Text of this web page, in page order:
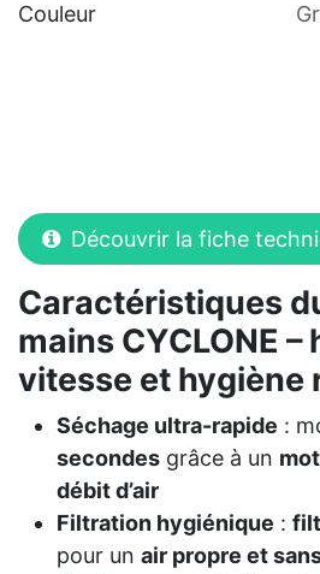
Couleur
Découvrir la fiche
Caractéristiques
mains CYCLONE –
vitesse et hygiène
Séchage ultra-rapide :
secondes grâce à un
débit d’air
Filtration hygiénique :
pour un air propre et